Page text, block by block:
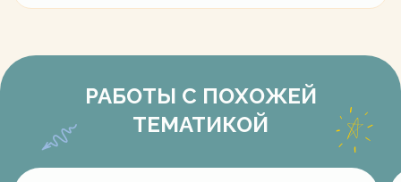
РАБОТЫ С ПОХОЖЕЙ
ТЕМАТИКОЙ